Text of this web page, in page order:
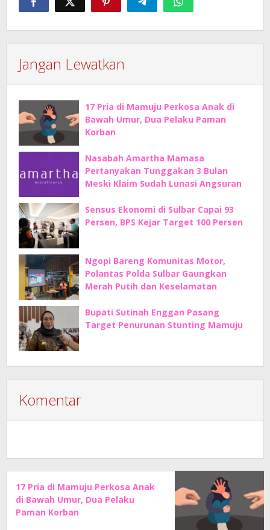
Jangan Lewatkan
17 Pria di Mamuju Perkosa Anak di
Bawah Umur, Dua Pelaku Paman
Korban
Nasabah Amartha Mamasa
Pertanyakan Tunggakan 3 Bulan
Meski Klaim Sudah Lunasi Angsuran
Sensus Ekonomi di Sulbar Capai 93
Persen, BPS Kejar Target 100 Persen
Ngopi Bareng Komunitas Motor,
Polantas Polda Sulbar Gaungkan
Merah Putih dan Keselamatan
Bupati Sutinah Enggan Pasang
Target Penurunan Stunting Mamuju
Komentar
17 Pria di Mamuju Perkosa Anak
di Bawah Umur, Dua Pelaku
Paman Korban